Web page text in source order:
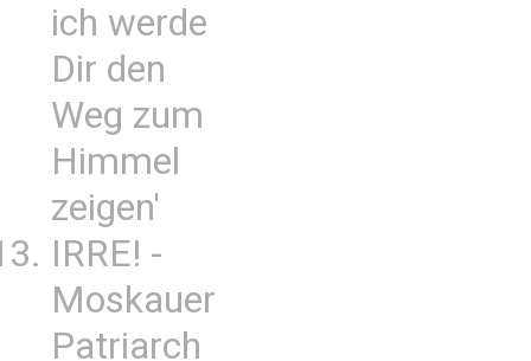
ich werde
Dir den
Weg zum
Himmel
zeigen'
IRRE! -
Moskauer
Patriarch